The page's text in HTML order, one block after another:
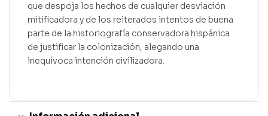
que despoja los hechos de cualquier desviación
mitificadora y de los reiterados intentos de buena
parte de la historiografía conservadora hispánica
de justificar la colonización, alegando una
inequívoca intención civilizadora.